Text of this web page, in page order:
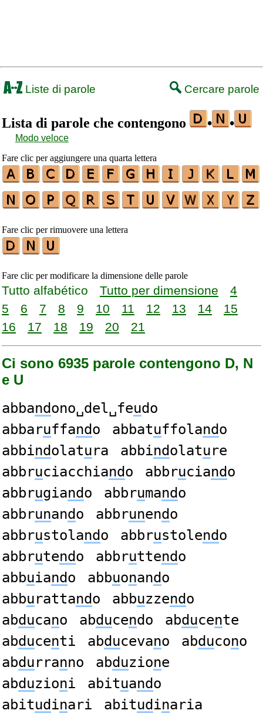
Liste di parole Cercare parole
Lista di parole che contengono • •
Modo veloce
Fare clic per aggiungere una quarta lettera
Fare clic per rimuovere una lettera
Fare clic per modificare la dimensione delle parole
Tutto alfabético Tutto per dimensione
4
5
6 7 8 9 10 11 12 13 14
15
16
17 18 19 20 21
Ci sono 6935 parole contengono D, N
e U
abbandono␣del␣feudo
abbaruffando abbatuffolando
abbindolatura abbindolature
abbruciacchiando abbruciando
abbrugiando abbrumando
abbrunando abbrunendo
abbrustolando abbrustolendo
abbrutendo abbruttendo
abbuiando abbuonando
abburattando abbuzzendo
abducano abducendo abducente
abducenti abducevano abducono
abdurranno abduzione
abduzioni abituando
abitud inari abitud inaria